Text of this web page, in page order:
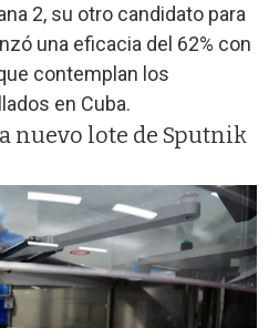
2, su otro candidato para
una eficacia del 62% con
contemplan los
en Cuba.
nuevo lote de Sputnik